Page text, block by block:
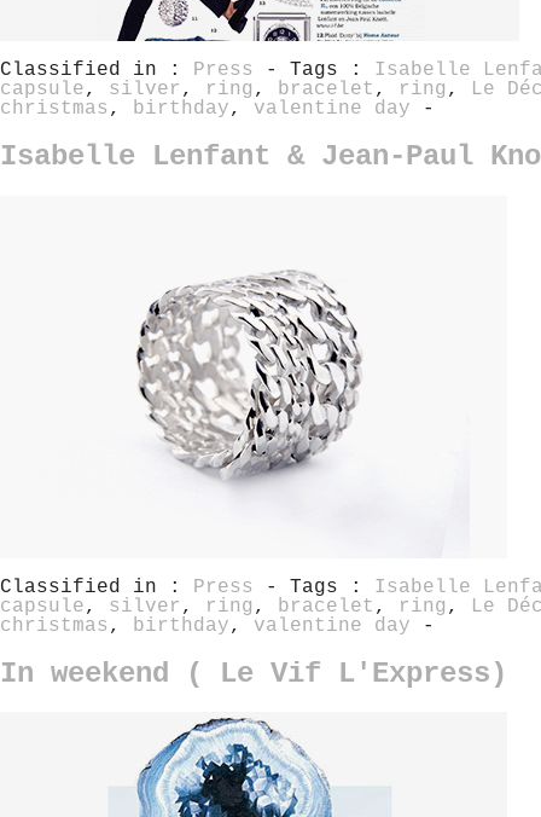
Classified in : Press - Tags : Isabelle
capsule, silver , ring , bracelet , ring ,
Le
christmas , birthday, valentine day -
Isabelle Lenfant & Jean-Paul
Classified in : Press - Tags : Isabelle
capsule, silver , ring , bracelet , ring ,
Le
christmas , birthday, valentine day -
In weekend ( Le Vif L'Express)